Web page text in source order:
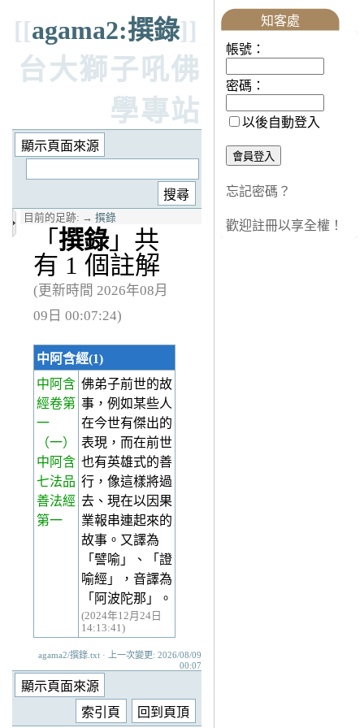
[[agama2:撰錄]]
台大獅子吼佛
學專站
目前的足跡: → 撰錄
「 撰錄」共
有 1 個註解
(更新時間 2026年08月
09日 00:07:24)
中阿含經(1)
中阿含
經卷第
一
（一）
中阿含
七法品
善法經
第一
佛弟子前世的故
事，例如某些人
在今世有傑出的
表現，而在前世
也有英雄式的善
行，像這樣將過
去、現在以因果
業報串連起來的
故事。又譯為
「譬喻」、「證
喻經」，音譯為
「阿波陀那」。
(2024年12月24日
14:13:41)
agama2/撰錄.txt · 上一次變更: 2026/08/09
00:07
知客處
帳號：
密碼：
以後自動登入
忘記密碼？
歡迎註冊以享全權！